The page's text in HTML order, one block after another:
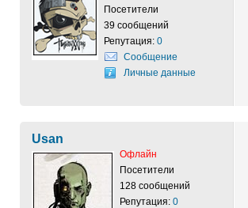
Посетители
39 сообщений
Репутация: 0
Сообщение
Личные данные
Usan
Офлайн
Посетители
128 сообщений
Репутация: 0